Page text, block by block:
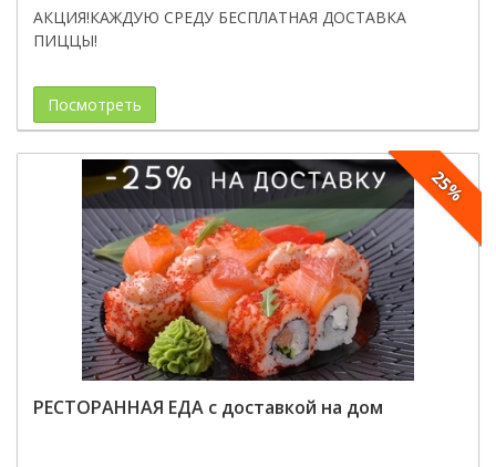
АКЦИЯ!КАЖДУЮ СРЕДУ БЕСПЛАТНАЯ ДОСТАВКА
ПИЦЦЫ!
Посмотреть
25%
РЕСТОРАННАЯ ЕДА с доставкой на дом